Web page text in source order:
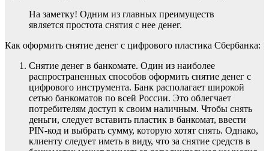
На заметку! Одним из главных преимуществ
является простота снятия с нее денег.
Как оформить снятие денег с цифрового пластика Сбербанка:
Снятие денег в банкомате. Один из наиболее
распространенных способов оформить снятие денег с
цифрового инструмента. Банк располагает широкой
сетью банкоматов по всей России. Это облегчает
потребителям доступ к своим наличным. Чтобы снять
деньги, следует вставить пластик в банкомат, ввести
PIN-код и выбрать сумму, которую хотят снять. Однако,
клиенту следует иметь в виду, что за снятие средств в